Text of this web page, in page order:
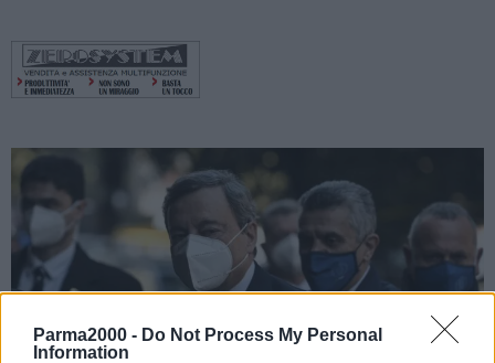
Parma2000 - Do Not Process My Personal
Information